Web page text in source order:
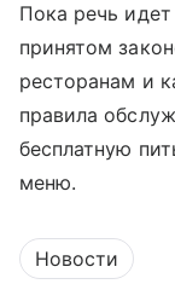
Пока речь
принятом
ресторанам и
правила
бесплатную
меню.
Новости